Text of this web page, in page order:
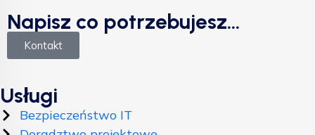
Napisz co potrzebujesz...
Kontakt
Usługi
Bezpieczeństwo IT